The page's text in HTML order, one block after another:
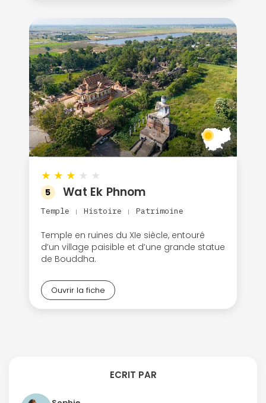
★ ★ ★ ★ ★
5 Wat Ek Phnom
Temple | Histoire | Patrimoine
Temple en ruines du XIe siècle, entouré
d’un village paisible et d’une grande statue
de Bouddha.
Ouvrir la fiche
ECRIT PAR